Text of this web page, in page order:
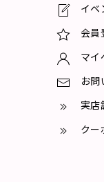
イベ
会員
マイ
お問
実店
クー